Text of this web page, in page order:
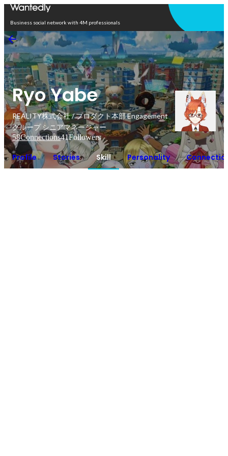
Business social network with 4M professionals
Ryo Yabe
REALITY株式会社 / プロダクト本部 Engagement
グループ シニアマネージャー
58Connections41Followers
Profile Stories Skill Personality